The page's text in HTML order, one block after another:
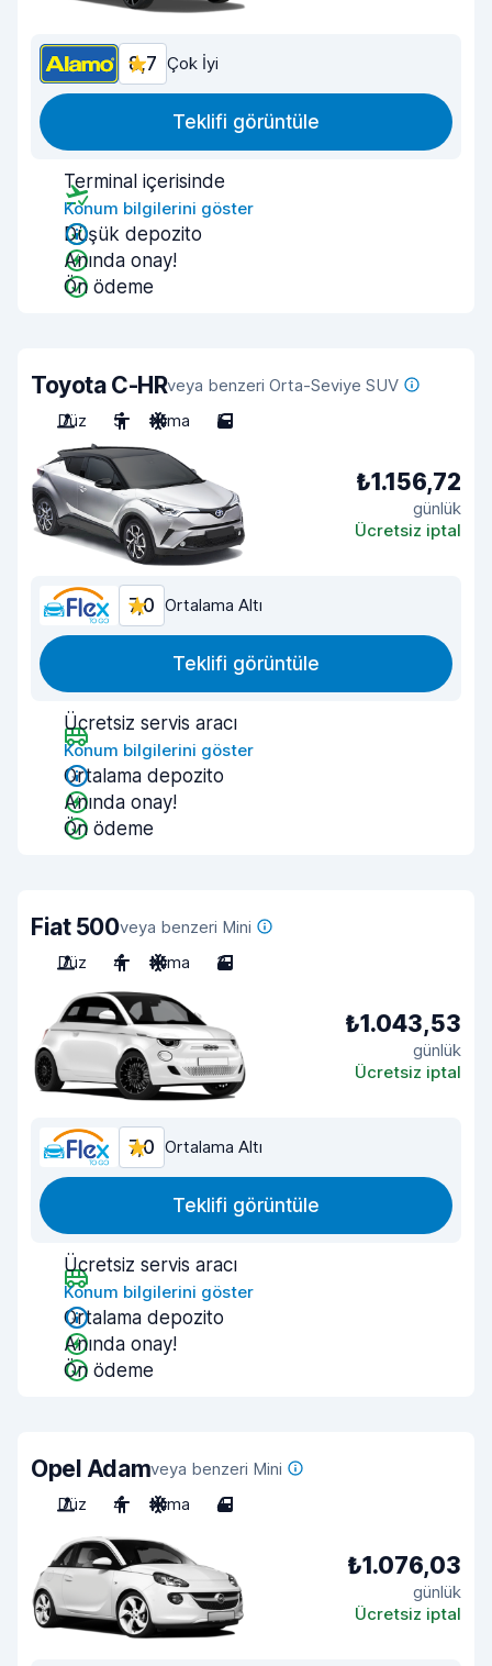
8,7 Çok İyi
Teklifi görüntüle
Terminal içerisinde
Konum bilgilerini göster
Düşük depozito
Anında onay!
Ön ödeme
Toyota C-HRveya benzeri Orta-Seviye SUV
Düz
5 Klima 5
₺1.156,72
günlük
Ücretsiz iptal
7,0 Ortalama Altı
Teklifi görüntüle
Ücretsiz servis aracı
Konum bilgilerini göster
Ortalama depozito
Anında onay!
Ön ödeme
Fiat 500veya benzeri Mini
Düz
4 Klima 3
₺1.043,53
günlük
Ücretsiz iptal
7,0 Ortalama Altı
Teklifi görüntüle
Ücretsiz servis aracı
Konum bilgilerini göster
Ortalama depozito
Anında onay!
Ön ödeme
Opel Adamveya benzeri Mini
Düz
4 Klima 4
₺1.076,03
günlük
Ücretsiz iptal